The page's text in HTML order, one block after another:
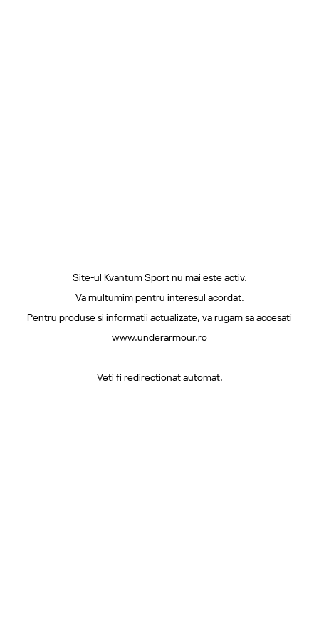
Site-ul Kvantum Sport nu mai este activ.
Va multumim pentru interesul acordat.
Pentru produse si informatii actualizate, va rugam sa accesati
www.underarmour.ro
Veti fi redirectionat automat.